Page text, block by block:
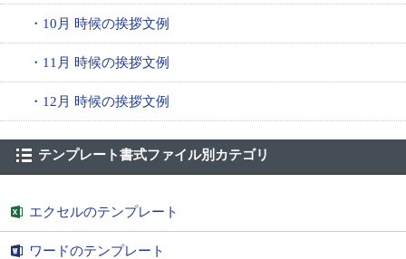
・10月 時候の挨拶文例
・11月 時候の挨拶文例
・12月 時候の挨拶文例
テンプレート書式ファイル別カテゴリ
エクセルのテンプレート
ワードのテンプレート